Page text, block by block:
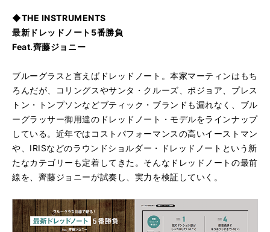
◆THE INSTRUMENTS
最新ドレッドノート5番勝負
Feat.齊藤ジョニー
ブルーグラスと言えばドレッドノート。本家マーティンはもち
ろんだが、コリングスやサンタ・クルーズ、ボジョア、プレス
トン・トンプソンなどブティック・ブランドも漏れなく、ブル
ーグラッサー御用達のドレッドノート・モデルをラインナップ
している。近年ではコストパフォーマンスの高いイーストマン
や、IRISなどのラウンドショルダー・ドレッドノートという新
たなカテゴリーも定着してきた。そんなドレッドノートの最前
線を、齊藤ジョニーが試奏し、実力を検証していく。